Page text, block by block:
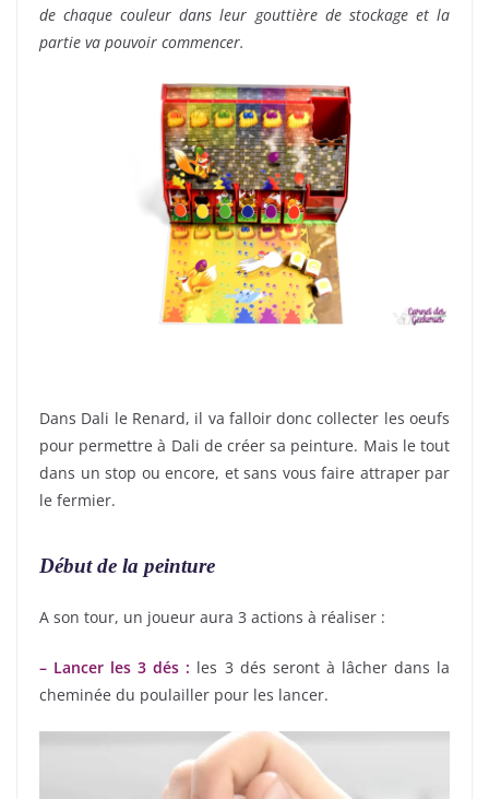
de chaque couleur dans leur gouttière de stockage et la
partie va pouvoir commencer.
Dans Dali le Renard, il va falloir donc collecter les oeufs
pour permettre à Dali de créer sa peinture. Mais le tout
dans un stop ou encore, et sans vous faire attraper par
le fermier.
Début de la peinture
A son tour, un joueur aura 3 actions à réaliser :
– Lancer les 3 dés : les 3 dés seront à lâcher dans la
cheminée du poulailler pour les lancer.